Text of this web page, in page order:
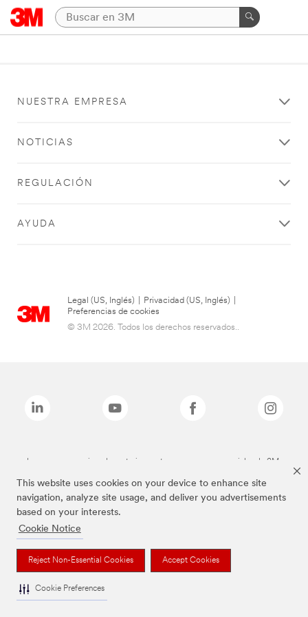
This website uses cookies on your device to enhance site
navigation, analyze site usage, and deliver you advertisements
based on your interests.
Cookie Notice
Reject Non-Essential Cookies Accept Cookies
Cookie Preferences
NUESTRA EMPRESA
NOTICIAS
REGULACIÓN
AYUDA
Legal (US, Inglés) Privacidad (US, Inglés)
Preferencias de cookies
© 3M 2026. Todos los derechos reservados..
Las marcas mencionadas anteriormente son marcas comerciales de 3M.